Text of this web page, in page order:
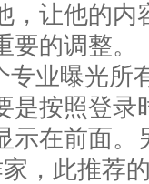
，让他的
的调整。
业曝光所
是按照登
示在前面
，此推荐